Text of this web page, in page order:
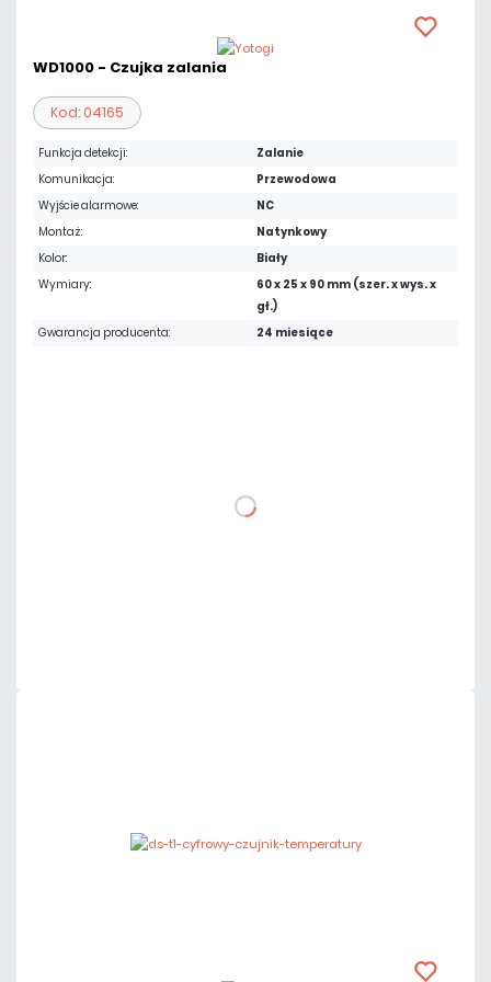
WD1000 - Czujka zalania
Kod: 04165
Funkcja detekcji:
Zalanie
Komunikacja:
Przewodowa
Wyjście alarmowe:
NC
Montaż:
Natynkowy
Kolor:
Biały
Wymiary:
60 x 25 x 90 mm (szer. x wys. x
gł.)
Gwarancja producenta:
24 miesiące
DO KOSZYKA